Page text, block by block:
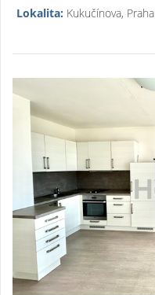
Lokalita: Kukučínova, Praha